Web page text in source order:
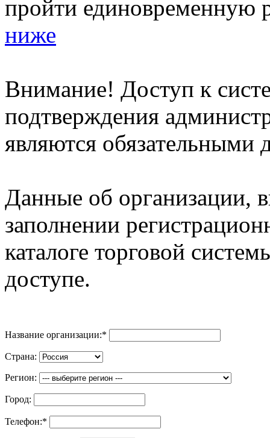
пройти единовременную
ниже
Внимание! Доступ к
подтверждения
являются обязательными
Данные об организации,
заполнении
каталоге торговой
доступе.
Название организации:*
Страна:
Регион:
Город:
Телефон:*